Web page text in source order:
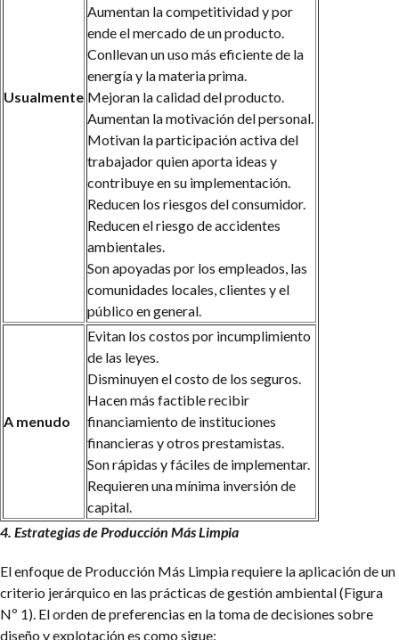
Usualmente
Aumentan la competitividad y por
ende el mercado de un producto.
Conllevan un uso más eficiente de la
energía y la materia prima.
Mejoran la calidad del producto.
Aumentan la motivación del personal.
Motivan la participación activa del
trabajador quien aporta ideas y
contribuye en su implementación.
Reducen los riesgos del consumidor.
Reducen el riesgo de accidentes
ambientales.
Son apoyadas por los empleados, las
comunidades locales, clientes y el
público en general.
A menudo
Evitan los costos por incumplimiento
de las leyes.
Disminuyen el costo de los seguros.
Hacen más factible recibir
financiamiento de instituciones
financieras y otros prestamistas.
Son rápidas y fáciles de implementar.
Requieren una mínima inversión de
capital.
4. Estrategias de Producción Más Limpia
El enfoque de Producción Más Limpia requiere la aplicación de un
criterio jerárquico en las prácticas de gestión ambiental (Figura
Nº 1). El orden de preferencias en la toma de decisiones sobre
diseño y explotación es como sigue: